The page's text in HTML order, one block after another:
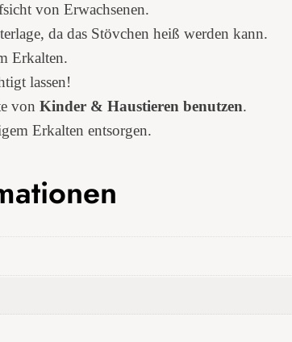
s
d
n
von Erwachsenen.
da das Stövchen heiß werden kann.
Erkalten.
lassen!
von Kinder & Haustieren benutzen.
Erkalten entsorgen.